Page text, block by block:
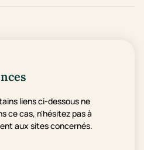
liens ci-dessous ne
ce cas, n'hésitez pas à
aux sites concernés.